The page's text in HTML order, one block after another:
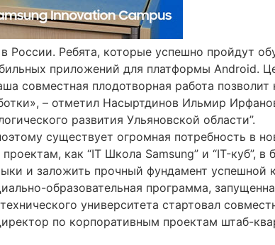
Ребята, которые успешно пройдут
приложений для платформы Android.
совместная плодотворная работа
– отметил Насыртдинов Ильмир
развития Ульяновской области”.
существует огромная потребность в
как “IT Школа Samsung” и “IT-куб”,
и заложить прочный фундамент успешной
образовательная программа,
университета стартовал
по корпоративным проектам штаб-